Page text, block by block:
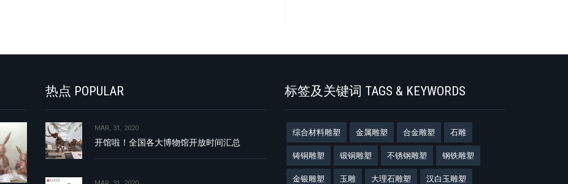
热点 POPULAR
MAR, 31, 2020
开馆啦！全国各大博物馆开放时间汇总
标签及关键词 TAGS & KEYWORDS
综合材料雕塑 金属雕塑 合金雕塑 石雕
铸铜雕塑 锻铜雕塑 不锈钢雕塑 钢铁雕塑
金银雕塑 玉雕 大理石雕塑 汉白玉雕塑